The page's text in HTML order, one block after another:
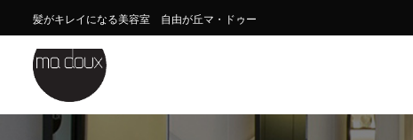
髪がキレイになる美容室 自由が丘マ・ドゥー